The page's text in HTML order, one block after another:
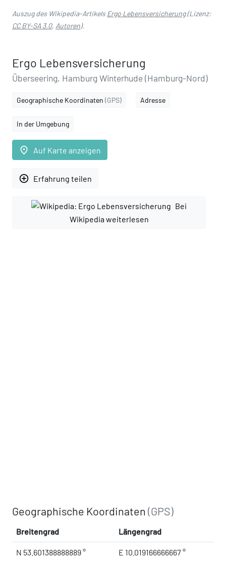
Auszug des Wikipedia-ArtikelsErgo Lebensversicherung(Lizenz:
CC BY-SA 3.0, Autoren).
Ergo Lebensversicherung
Überseering, Hamburg Winterhude (Hamburg-Nord)
Geographische Koordinaten (GPS) Adresse
In der Umgebung
place Auf Karte anzeigen
add_circle_outline Erfahrung teilen
Bei
Wikipedia weiterlesen
Geographische Koordinaten(GPS)
Breitengrad Längengrad
N 53.601388888889 ° E 10.019166666667 °